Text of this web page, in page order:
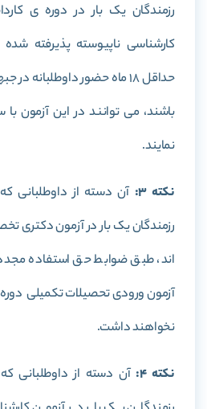
رزمندگان یک بار در دوره ی
کارشناسی ناپیوسته پذیرفته
حداقل 18 ماه حضور
باشند، می توانند در این آزمون
نمایند.
نکته 3:
آن دسته از داوطلبانی
اند، طبق ضوابط حق استفاده
نخواهند داشت.
نکته 4:
آن دسته از داوطلبانی